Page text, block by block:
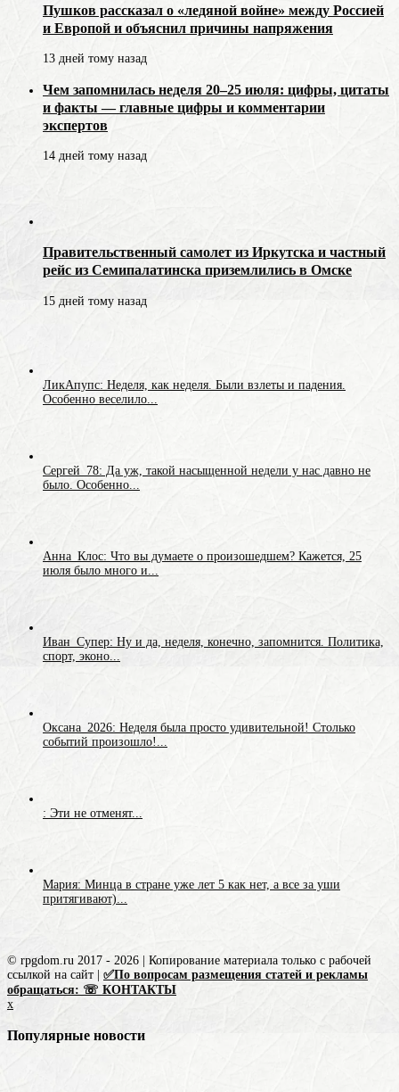
Пушков рассказал о «ледяной войне» между Россией
и Европой и объяснил причины напряжения
13 дней тому назад
Чем запомнилась неделя 20–25 июля: цифры, цитаты
и факты — главные цифры и комментарии
экспертов
14 дней тому назад
Правительственный самолет из Иркутска и частный
рейс из Семипалатинска приземлились в Омске
15 дней тому назад
ЛикАпупс: Неделя, как неделя. Были взлеты и падения.
Особенно веселило...
Сергей_78: Да уж, такой насыщенной недели у нас давно не
было. Особенно...
Анна_Клос: Что вы думаете о произошедшем? Кажется, 25
июля было много и...
Иван_Супер: Ну и да, неделя, конечно, запомнится. Политика,
спорт, эконо...
Оксана_2026: Неделя была просто удивительной! Столько
событий произошло!...
: Эти не отменят...
Мария: Минца в стране уже лет 5 как нет, а все за уши
притягивают)...
© rpgdom.ru 2017 - 2026 | Копирование материала только с рабочей
ссылкой на сайт | ✅По вопросам размещения статей и рекламы
обращаться: ☏ КОНТАКТЫ
x
Популярные новости